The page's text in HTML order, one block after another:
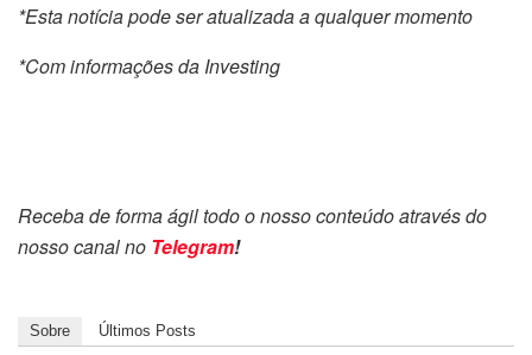
*Esta notícia pode ser atualizada a qualquer momento
*Com informações da Investing
Receba de forma ágil todo o nosso conteúdo através do
nosso canal no Telegram!
Sobre Últimos Posts